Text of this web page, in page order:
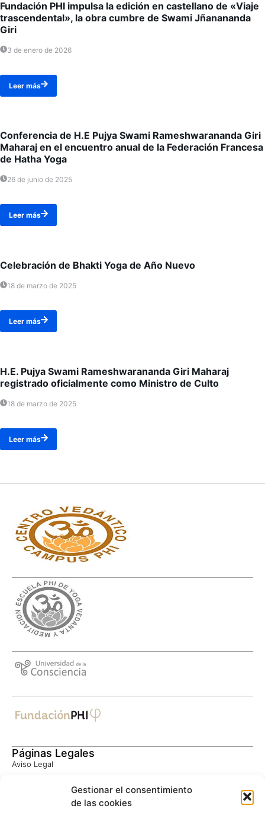
Gestionar el consentimiento
de las cookies
Fundación PHI impulsa la edición en castellano de «Viaje
trascendental», la obra cumbre de Swami Jñanananda
Giri
3 de enero de 2026
Leer más
Conferencia de H.E Pujya Swami Rameshwarananda Giri
Maharaj en el encuentro anual de la Federación Francesa
de Hatha Yoga
26 de junio de 2025
Leer más
Celebración de Bhakti Yoga de Año Nuevo
18 de marzo de 2025
Leer más
H.E. Pujya Swami Rameshwarananda Giri Maharaj
registrado oficialmente como Ministro de Culto
18 de marzo de 2025
Leer más
Páginas Legales
Aviso Legal
Consentimiento Informado
Política de Cookies